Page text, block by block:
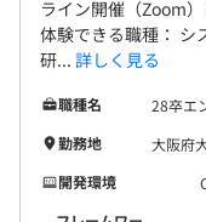
ライン開催（Zoom
体験できる職種： シ
研... 詳しく見る
職種名
28卒エ
勤務地
大阪府
開発環境